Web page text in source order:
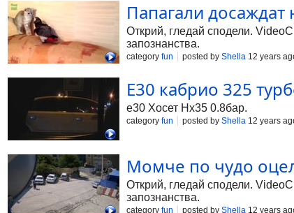
Папагали
Открий, гледай сподели.
запознанства.
category fun posted by Shella 12 years
Е30 кабрио 325
е30 Хосет Hx35 0.8бар.
category fun posted by Shella 12 years
Момче по чудо
Открий, гледай сподели.
запознанства.
category fun posted by Shella 12 years